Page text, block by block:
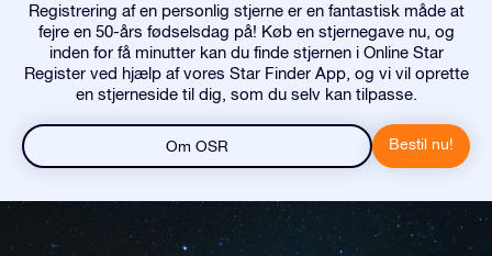
Registrering af en personlig stjerne er en fantastisk måde at
fejre en 50-års fødselsdag på! Køb en stjernegave nu, og
inden for få minutter kan du finde stjernen i Online Star
Register ved hjælp af vores Star Finder App, og vi vil oprette
en stjerneside til dig, som du selv kan tilpasse.
Om OSR Bestil nu!